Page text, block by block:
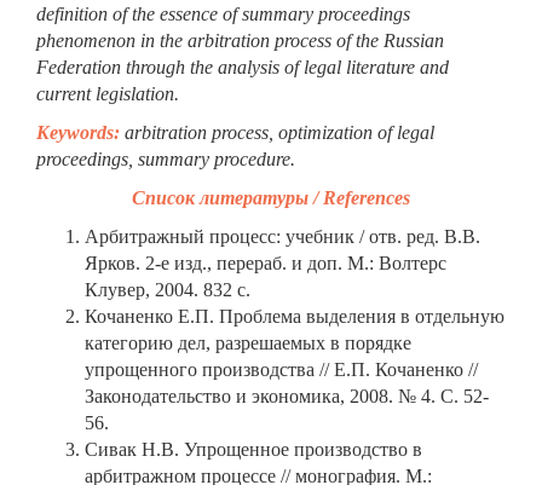
definition of the essence of summary proceedings
phenomenon in the arbitration process of the Russian
Federation through the analysis of legal literature and
current legislation.
Keywords: arbitration process, optimization of legal
proceedings, summary procedure.
Список литературы / References
Арбитражный процесс: учебник / отв. ред. В.В.
Ярков. 2-е изд., перераб. и доп. М.: Волтерс
Клувер, 2004. 832 с.
Кочаненко Е.П. Проблема выделения в отдельную
категорию дел, разрешаемых в порядке
упрощенного производства // Е.П. Кочаненко //
Законодательство и экономика, 2008. № 4. С. 52-
56.
Сивак Н.В. Упрощенное производство в
арбитражном процессе // монография. М.: